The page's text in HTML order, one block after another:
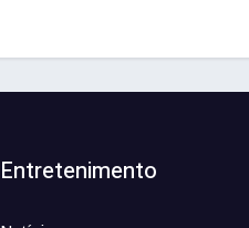
Entretenimento